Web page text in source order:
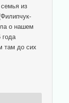
из
о нашем
года
там до сих